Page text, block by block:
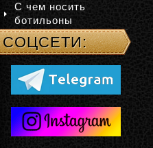
С чем носить
ботильоны
СОЦСЕТИ: